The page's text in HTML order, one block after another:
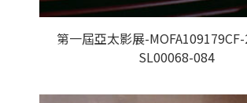
第一屆亞太影展-
SL00068-084